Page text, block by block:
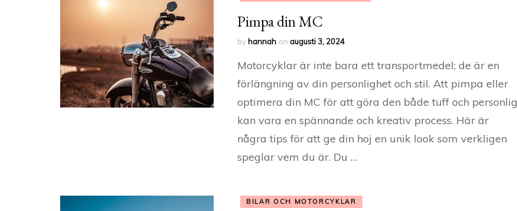
Pimpa din MC
by hannah on augusti 3, 2024
Motorcyklar är inte bara ett transportmedel; de är en
förlängning av din personlighet och stil. Att pimpa eller
optimera din MC för att göra den både tuff och personlig
kan vara en spännande och kreativ process. Här är
några tips för att ge din hoj en unik look som verkligen
speglar vem du är. Du …
BILAR OCH MOTORCYKLAR